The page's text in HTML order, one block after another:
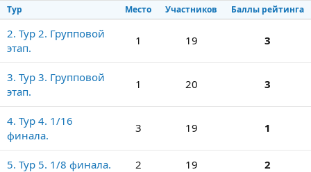
Тур Место Участников Баллы рейтинга
2. Тур 2. Групповой
этап.
1 19 3
3. Тур 3. Групповой
этап.
1 20 3
4. Тур 4. 1/16
финала.
3 19 1
5. Тур 5. 1/8 финала. 2 19 2